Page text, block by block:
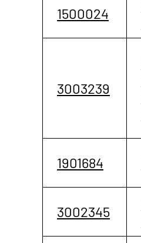
1500024
3003239
1901684
3002345